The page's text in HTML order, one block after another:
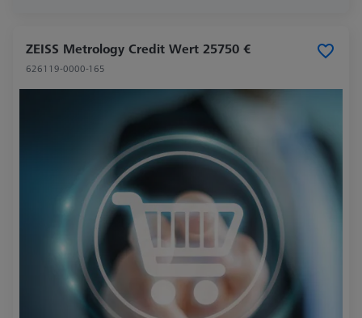
ZEISS Metrology Credit Wert 25750 €
626119-0000-165